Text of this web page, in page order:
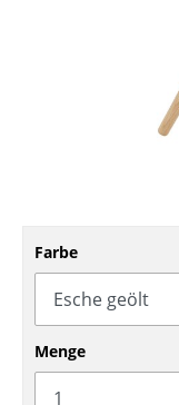
Schaukelstühle
Bürodrehstühle
Bürosessel
Farbe
Menge